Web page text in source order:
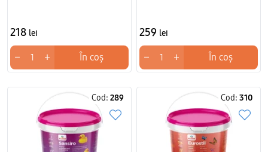
218 lei
− + În coș
259 lei
− + În coș
Cod: 289 Cod: 310